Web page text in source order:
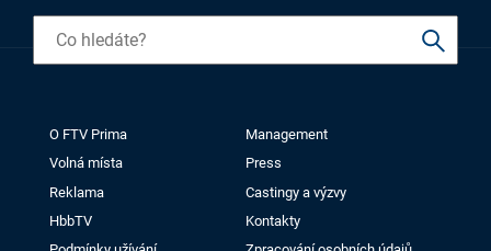
O FTV Prima
Management
Volná místa
Press
Reklama
Castingy a výzvy
HbbTV
Kontakty